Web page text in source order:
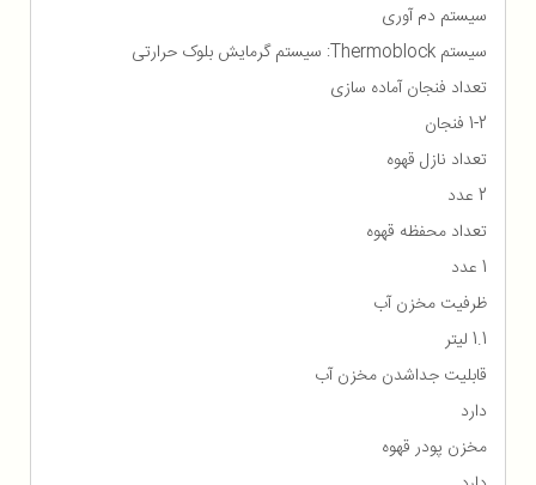
سیستم دم آوری
سیستم Thermoblock: سیستم گرمایش بلوک حرارتی
تعداد فنجان آماده سازی
1-2 فنجان
تعداد نازل قهوه
2 عدد
تعداد محفظه قهوه
1 عدد
ظرفیت مخزن آب
1.1 لیتر
قابلیت جداشدن مخزن آب
دارد
مخزن پودر قهوه